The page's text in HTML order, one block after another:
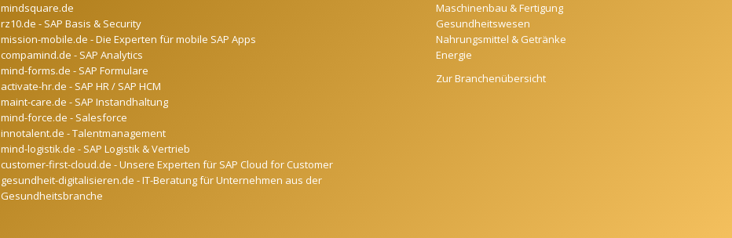
mindsquare.de
rz10.de - SAP Basis & Security
mission-mobile.de - Die Experten für mobile SAP Apps
compamind.de - SAP Analytics
mind-forms.de - SAP Formulare
activate-hr.de - SAP HR / SAP HCM
maint-care.de - SAP Instandhaltung
mind-force.de - Salesforce
innotalent.de - Talentmanagement
mind-logistik.de - SAP Logistik & Vertrieb
customer-first-cloud.de - Unsere Experten für SAP Cloud for Customer
gesundheit-digitalisieren.de - IT-Beratung für Unternehmen aus der
Gesundheitsbranche
Maschinenbau & Fertigung
Gesundheitswesen
Nahrungsmittel & Getränke
Energie
Zur Branchenübersicht